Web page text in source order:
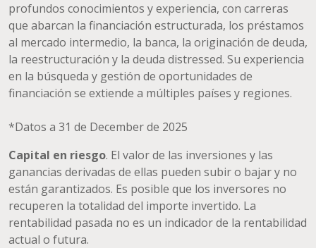
profundos conocimientos y experiencia, con carreras
que abarcan la financiación estructurada, los préstamos
al mercado intermedio, la banca, la originación de deuda,
la reestructuración y la deuda distressed. Su experiencia
en la búsqueda y gestión de oportunidades de
financiación se extiende a múltiples países y regiones.
*Datos a 31 de December de 2025
Capital en riesgo. El valor de las inversiones y las
ganancias derivadas de ellas pueden subir o bajar y no
están garantizados. Es posible que los inversores no
recuperen la totalidad del importe invertido. La
rentabilidad pasada no es un indicador de la rentabilidad
actual o futura.